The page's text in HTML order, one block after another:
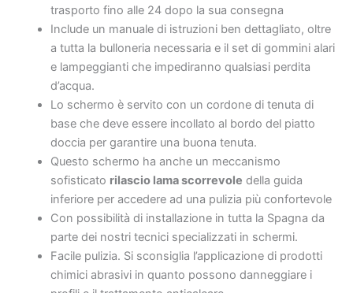
trasporto fino alle 24 dopo la sua consegna
Include un manuale di istruzioni ben dettagliato, oltre
a tutta la bulloneria necessaria e il set di gommini alari
e lampeggianti che impediranno qualsiasi perdita
d’acqua.
Lo schermo è servito con un cordone di tenuta di
base che deve essere incollato al bordo del piatto
doccia per garantire una buona tenuta.
Questo schermo ha anche un meccanismo
sofisticato rilascio lama scorrevole della guida
inferiore per accedere ad una pulizia più confortevole
Con possibilità di installazione in tutta la Spagna da
parte dei nostri tecnici specializzati in schermi.
Facile pulizia. Si sconsiglia l’applicazione di prodotti
chimici abrasivi in ​​quanto possono danneggiare i